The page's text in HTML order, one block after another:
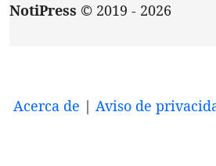
NotiPress © 2019 - 2026
Acerca de | Aviso de